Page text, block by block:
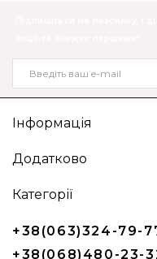
Інформація
Додатково
Категорії
+38(063)324-79-
+38(068)480-23-